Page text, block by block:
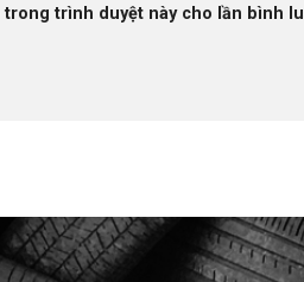
trình duyệt này cho lần bình